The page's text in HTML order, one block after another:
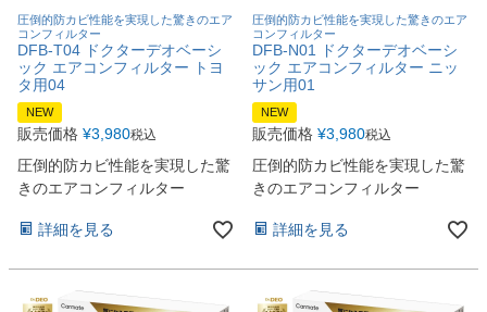
圧倒的防カビ性能を実現した驚きのエア
コンフィルター
DFB-T04 ドクターデオベーシ
ック エアコンフィルター トヨ
タ用04
NEW
販売価格 ¥3,980税込
圧倒的防カビ性能を実現した驚
きのエアコンフィルター
詳細を見る
圧倒的防カビ性能を実現した驚きのエア
コンフィルター
DFB-N01 ドクターデオベーシ
ック エアコンフィルター ニッ
サン用01
NEW
販売価格 ¥3,980税込
圧倒的防カビ性能を実現した驚
きのエアコンフィルター
詳細を見る